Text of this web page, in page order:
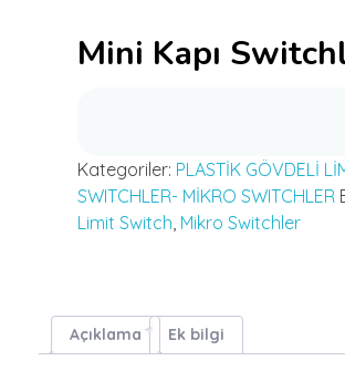
Mini Kapı
Kategoriler: PLASTİK GÖVDELİ
SWITCHLER- MİKRO SWITCHLER
Limit Switch, Mikro Switchler
Açıklama Ek bilgi